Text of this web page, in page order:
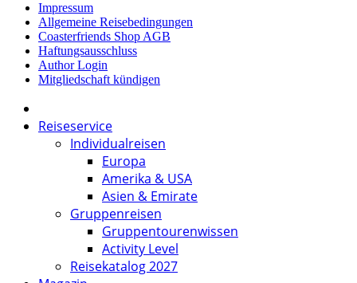
Impressum
Allgemeine Reisebedingungen
Coasterfriends Shop AGB
Haftungsausschluss
Author Login
Mitgliedschaft kündigen
Reiseservice
Individualreisen
Europa
Amerika & USA
Asien & Emirate
Gruppenreisen
Gruppentourenwissen
Activity Level
Reisekatalog 2027